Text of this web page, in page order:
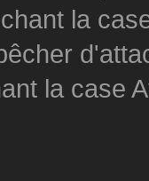
la
la case